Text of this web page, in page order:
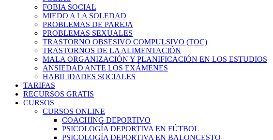
FOBIA SOCIAL
MIEDO A LA SOLEDAD
PROBLEMAS DE PAREJA
PROBLEMAS SEXUALES
TRASTORNO OBSESIVO COMPULSIVO (TOC)
TRASTORNOS DE LA ALIMENTACIÓN
MALA ORGANIZACIÓN Y PLANIFICACIÓN EN LOS ESTUDIOS
ANSIEDAD ANTE LOS EXÁMENES
HABILIDADES SOCIALES
TARIFAS
RECURSOS GRATIS
CURSOS
CURSOS ONLINE
COACHING DEPORTIVO
PSICOLOGÍA DEPORTIVA EN FÚTBOL
PSICOLOGÍA DEPORTIVA EN BALONCESTO